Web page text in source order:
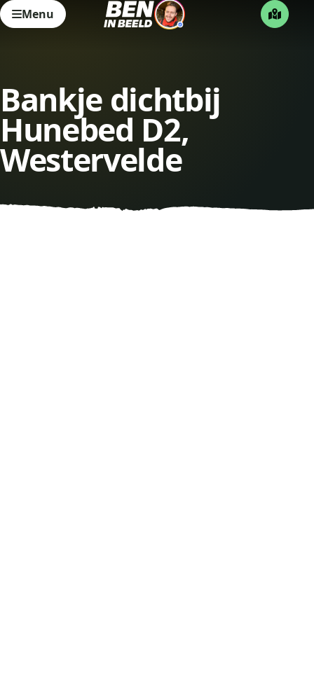
Menu
Bankje dichtbij
Hunebed D2,
Westervelde